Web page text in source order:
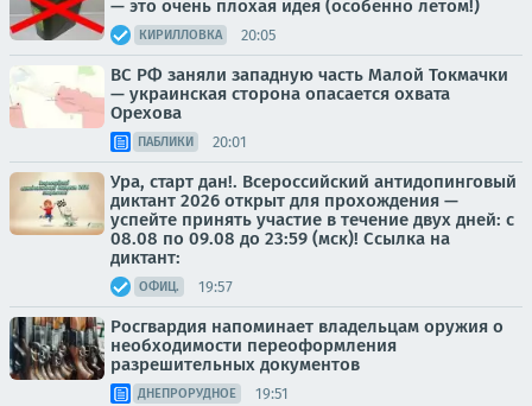
— это очень плохая идея (особенно летом!)
КИРИЛЛОВКА 20:05
ВС РФ заняли западную часть Малой Токмачки
— украинская сторона опасается охвата
Орехова
ПАБЛИКИ 20:01
Ура, старт дан!. Всероссийский антидопинговый
диктант 2026 открыт для прохождения —
успейте принять участие в течение двух дней: с
08.08 по 09.08 до 23:59 (мск)! Ссылка на
диктант:
ОФИЦ. 19:57
Росгвардия напоминает владельцам оружия о
необходимости переоформления
разрешительных документов
ДНЕПРОРУДНОЕ 19:51